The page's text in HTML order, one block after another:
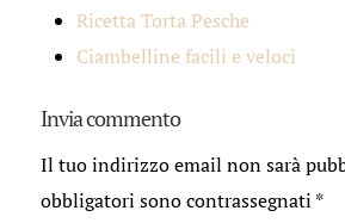
Ricetta Torta Pesche
Ciambelline facili e veloci
Invia commento
Il tuo indirizzo email non sarà
obbligatori sono contrassegnati *